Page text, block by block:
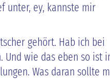
unter, ey, kannste mir
gehört. Hab ich bei
Und wie das eben so ist
Was daran sollte